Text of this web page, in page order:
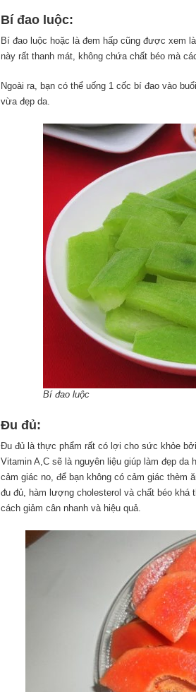
Bí đao luộc:
Bí đao luộc hoặc là đem hấp cũng được xem
này rất thanh mát, không chứa chất béo mà
Ngoài ra, bạn có thể uống 1 cốc bí đao vào
vừa đẹp da.
Bí đao luộc
Đu đủ:
Đu đủ là thực phẩm rất có lợi cho sức khỏe
Vitamin A,C sẽ là nguyên liệu giúp làm đẹp
cảm giác no, để bạn không có cảm giác thèm
đu đủ, hàm lượng cholesterol và chất béo khá
cách giảm cân nhanh và hiệu quả.